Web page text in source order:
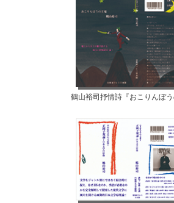
鶴山裕司抒情詩『おこりんぼう